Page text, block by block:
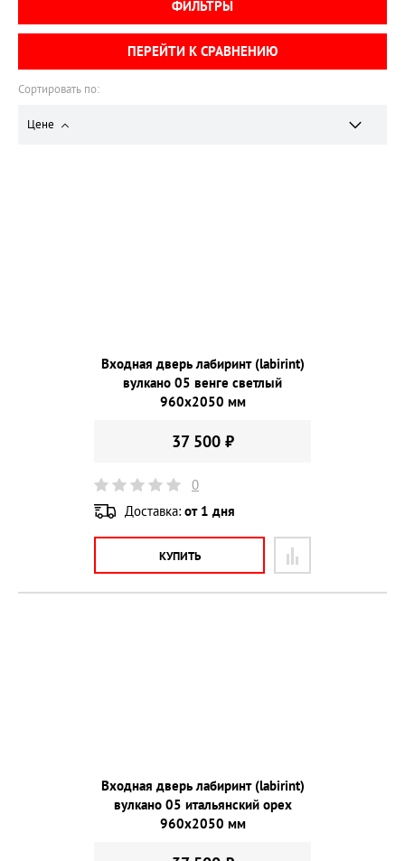
Сортировать по:
Цене
Входная дверь лабиринт (labirint)
вулкано 05 венге светлый
960х2050 мм
37 500 ₽
0
Доставка: от 1 дня
КУПИТЬ
Входная дверь лабиринт (labirint)
вулкано 05 итальянский орех
960х2050 мм
ФИЛЬТРЫ
ПЕРЕЙТИ К СРАВНЕНИЮ